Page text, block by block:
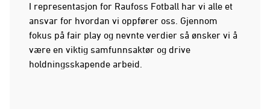
I representasjon for Raufoss Fotball har vi alle et
ansvar for hvordan vi oppfører oss. Gjennom
fokus på fair play og nevnte verdier så ønsker vi å
være en viktig samfunnsaktør og drive
holdningsskapende arbeid.